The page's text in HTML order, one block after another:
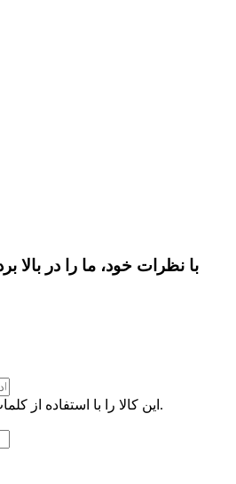
با نظرات خود، ما را در
این کالا را با استفاده از کلمات کوتاه و ساده توضیح دهید.